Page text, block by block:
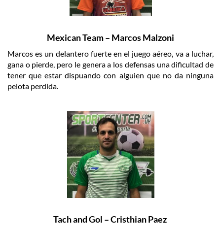
Mexican Team – Marcos Malzoni
Marcos es un delantero fuerte en el juego aéreo, va a luchar,
gana o pierde, pero le genera a los defensas una dificultad de
tener que estar dispuando con alguien que no da ninguna
pelota perdida.
Tach and Gol – Cristhian Paez